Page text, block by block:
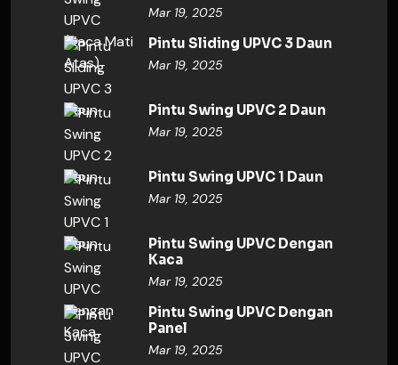
Mar 19, 2025
Pintu Sliding UPVC 3 Daun
Mar 19, 2025
Pintu Swing UPVC 2 Daun
Mar 19, 2025
Pintu Swing UPVC 1 Daun
Mar 19, 2025
Pintu Swing UPVC Dengan
Kaca
Mar 19, 2025
Pintu Swing UPVC Dengan
Panel
Mar 19, 2025